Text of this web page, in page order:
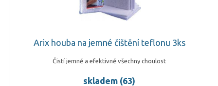
Arix houba na jemné čištění teflonu 3ks
Čistí jemně a efektivně všechny choulost
skladem (63)